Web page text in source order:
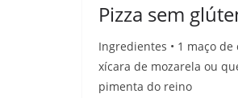
Pizza sem
Ingredientes • 1 maço de
xícara de mozarela ou
pimenta do reino